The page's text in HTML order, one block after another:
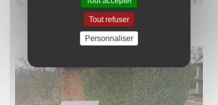
Tout refuser
Personnaliser